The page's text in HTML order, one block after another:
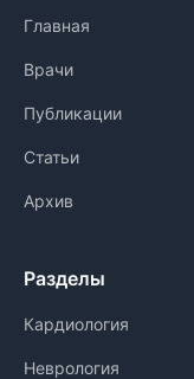
Главная
Врачи
Публикации
Статьи
Архив
Разделы
Кардиология
Неврология